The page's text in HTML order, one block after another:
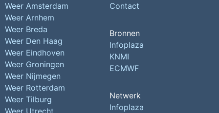
Weer Amsterdam
Weer Arnhem
Weer Breda
Weer Den Haag
Weer Eindhoven
Weer Groningen
Weer Nijmegen
Weer Rotterdam
Weer Tilburg
Contact
Bronnen
Infoplaza
KNMI
ECMWF
Netwerk
Infoplaza